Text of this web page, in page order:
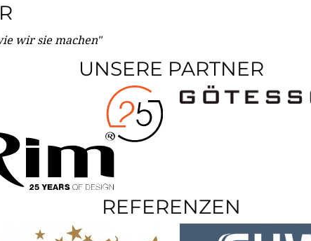
wir sie machen"
UNSERE PARTNER
REFERENZEN